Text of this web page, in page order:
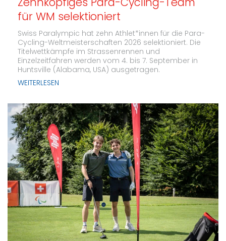
Zehnköpfiges Para-Cycling-Team
für WM selektioniert
Swiss Paralympic hat zehn Athlet*innen für die Para-
Cycling-Weltmeisterschaften 2026 selektioniert. Die
Titelwettkämpfe im Strassenrennen und
Einzelzeitfahren werden vom 4. bis 7. September in
Huntsville (Alabama, USA) ausgetragen.
WEITERLESEN